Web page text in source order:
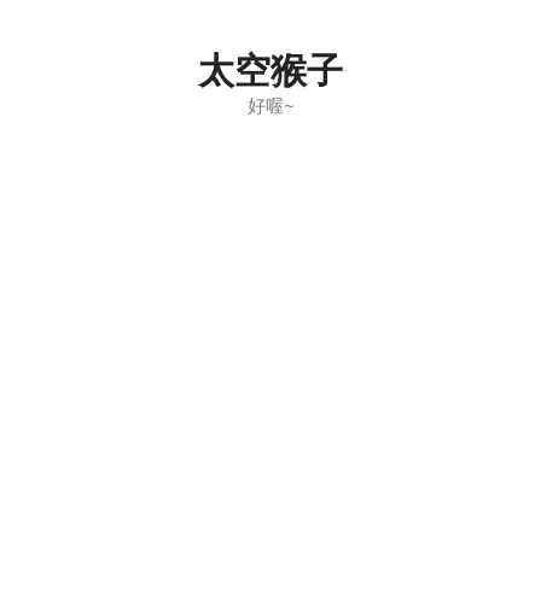
太空猴子
好喔~